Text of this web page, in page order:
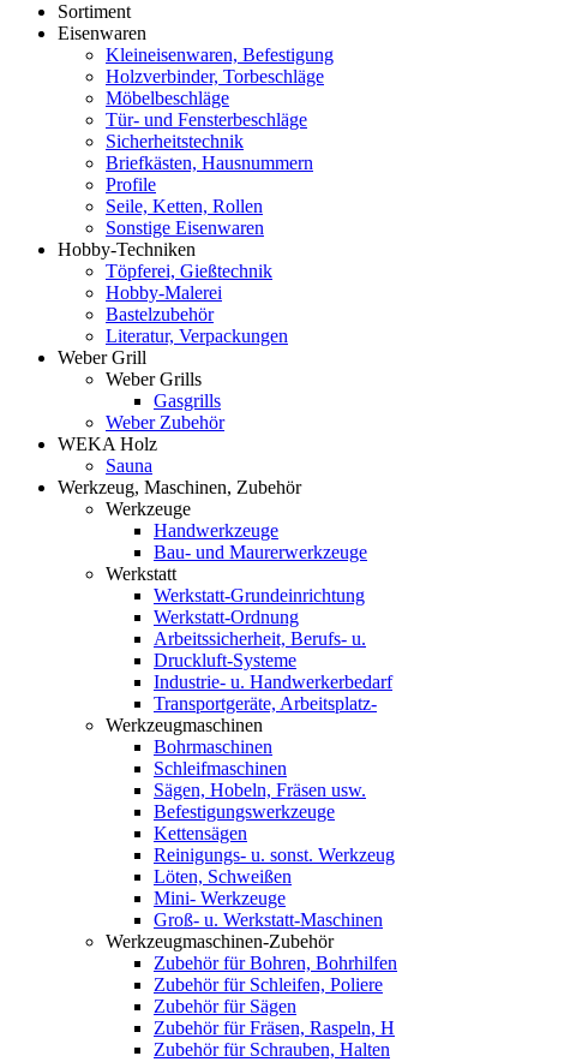
Sortiment
Eisenwaren
Kleineisenwaren, Befestigung
Holzverbinder, Torbeschläge
Möbelbeschläge
Tür- und Fensterbeschläge
Sicherheitstechnik
Briefkästen, Hausnummern
Profile
Seile, Ketten, Rollen
Sonstige Eisenwaren
Hobby-Techniken
Töpferei, Gießtechnik
Hobby-Malerei
Bastelzubehör
Literatur, Verpackungen
Weber Grill
Weber Grills
Gasgrills
Weber Zubehör
WEKA Holz
Sauna
Werkzeug, Maschinen, Zubehör
Werkzeuge
Handwerkzeuge
Bau- und Maurerwerkzeuge
Werkstatt
Werkstatt-Grundeinrichtung
Werkstatt-Ordnung
Arbeitssicherheit, Berufs- u.
Druckluft-Systeme
Industrie- u. Handwerkerbedarf
Transportgeräte, Arbeitsplatz-
Werkzeugmaschinen
Bohrmaschinen
Schleifmaschinen
Sägen, Hobeln, Fräsen usw.
Befestigungswerkzeuge
Kettensägen
Reinigungs- u. sonst. Werkzeug
Löten, Schweißen
Mini- Werkzeuge
Groß- u. Werkstatt-Maschinen
Werkzeugmaschinen-Zubehör
Zubehör für Bohren, Bohrhilfen
Zubehör für Schleifen, Poliere
Zubehör für Sägen
Zubehör für Fräsen, Raspeln, H
Zubehör für Schrauben, Halten